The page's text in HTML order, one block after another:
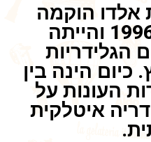
אלדו הוקמה
בארץ בשנת-1996 והייתה
הגלידריות
הינה בין
העונות על
איטלקית